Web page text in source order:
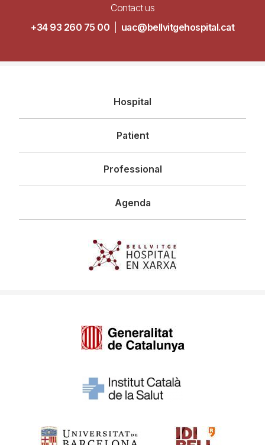
Contact us
+34 93 260 75 00
uac@bellvitgehospital.cat
principal
Hospital
Patient
Professional
Agenda